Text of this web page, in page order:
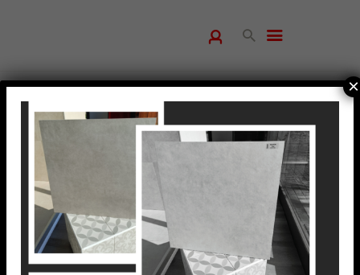
CHI SIAMO
PRODOTTI
REALIZZAZIONI
BLOG
CONTATTI
×